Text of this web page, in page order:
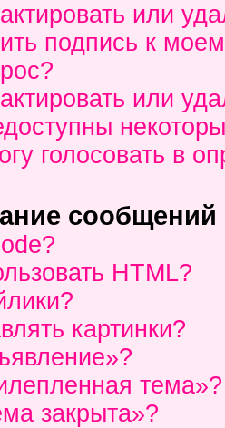
или
подпись к
или
голосовать в
HTML?
картинки?
тема»?
закрыта»?